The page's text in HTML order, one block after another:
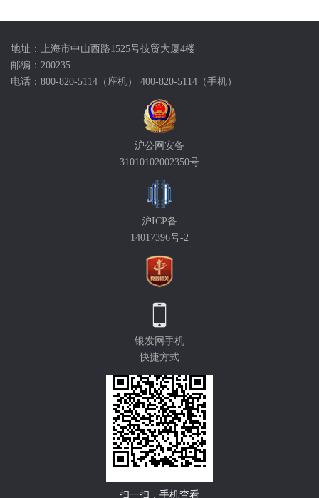
地址：上海市中山西路1525号技贸大厦4楼
邮编：200235
电话：800-820-5114（座机） 400-820-5114（手机）
沪公网安备
31010102002350号
沪ICP备
14017396号-2
银发网手机
快捷方式
扫一扫，手机查看